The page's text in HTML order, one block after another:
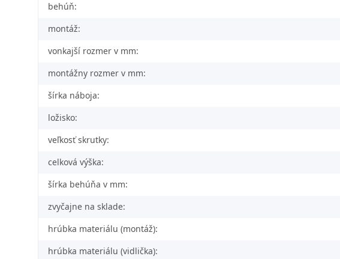
behúň:
montáž:
vonkajší rozmer v mm:
montážny rozmer v mm:
šírka náboja:
ložisko:
veľkosť skrutky:
celková výška:
šírka behúňa v mm:
zvyčajne na sklade:
hrúbka materiálu (montáž):
hrúbka materiálu (vidlička):